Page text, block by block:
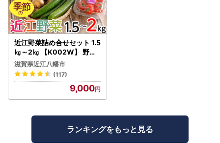
近江野菜詰め合せセット 1.5
㎏～2㎏ 【K002W】 野菜
旬 新鮮
滋賀県近江八幡市
(117)
9,000
ランキングをもっと見る